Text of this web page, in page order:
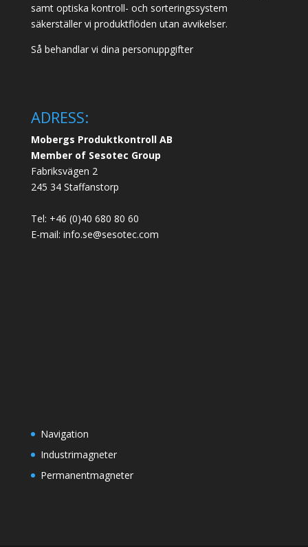
samt optiska kontroll- och sorteringssystem
säkerställer vi produktflöden utan avvikelser.
Så behandlar vi dina personuppgifter
ADRESS:
Mobergs Produktkontroll AB
Member of Sesotec Group
Fabriksvägen 2
245 34 Staffanstorp
Tel: +46 (0)40 680 80 60
E-mail: info.se@sesotec.com
Navigation
Industrimagneter
Permanentmagneter